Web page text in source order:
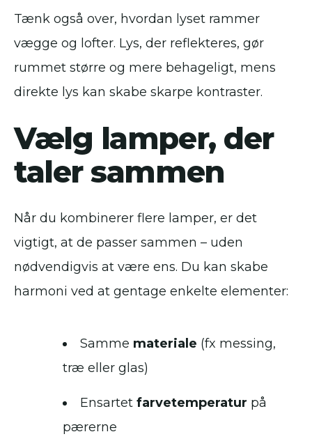
Tænk også over, hvordan lyset rammer
vægge og lofter. Lys, der reflekteres, gør
rummet større og mere behageligt, mens
direkte lys kan skabe skarpe kontraster.
Vælg lamper, der
taler sammen
Når du kombinerer flere lamper, er det
vigtigt, at de passer sammen – uden
nødvendigvis at være ens. Du kan skabe
harmoni ved at gentage enkelte elementer:
Samme materiale (fx messing,
træ eller glas)
Ensartet farvetemperatur på
pærerne